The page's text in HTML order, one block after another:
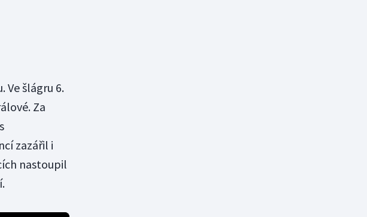
šlágru 6.
Za
zazářil i
nastoupil